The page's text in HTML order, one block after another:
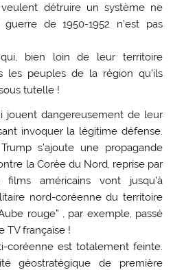
veulent détruire un système ne
de 1950-1952 n’est pas
bien loin de leur territoire
les peuples de la région qu’ils
tutelle !
jouent dangereusement de leur
invoquer la légitime défense.
s’ajoute une propagande
la Corée du Nord, reprise par
films américains vont jusqu’à
nord-coréenne du territoire
rouge” , par exemple, passé
TV française !
coréenne est totalement feinte.
géostratégique de première